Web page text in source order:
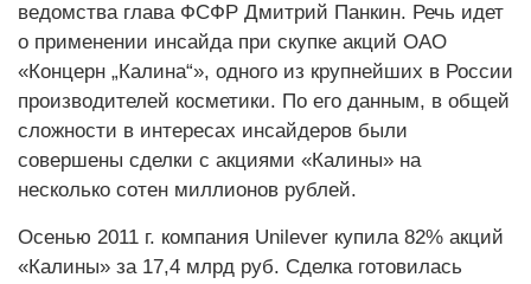
ведомства глава ФСФР Дмитрий Панкин. Речь идет
о применении инсайда при скупке акций ОАО
«Концерн „Калина“», одного из крупнейших в России
производителей косметики. По его данным, в общей
сложности в интересах инсайдеров были
совершены сделки с акциями «Калины» на
несколько сотен миллионов рублей.
Осенью 2011 г. компания Unilever купила 82% акций
«Калины» за 17,4 млрд руб. Сделка готовилась